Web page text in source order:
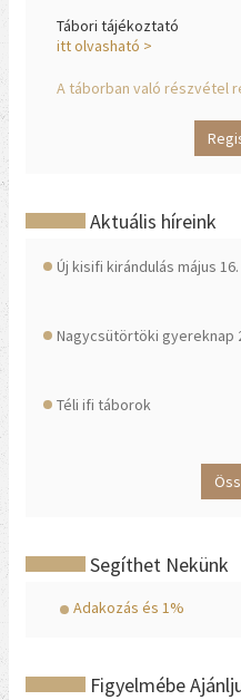
Tábori tájékoztató
itt olvasható >
A táborban való részvétel
Aktuális híreink
Új kisifi kirándulás május 16.
Nagycsütörtöki gyereknap
Téli ifi táborok
Segíthet Nekünk
Adakozás és 1%
Figyelmébe